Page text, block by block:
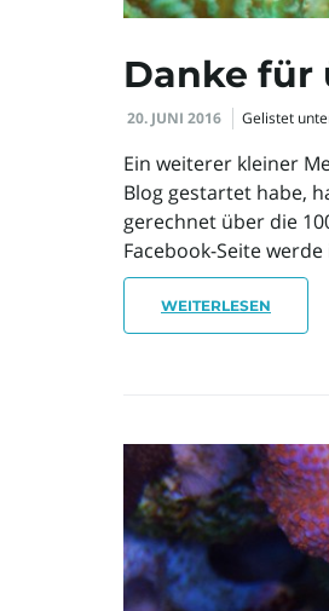
Danke für
20. JUNI 2016 Gelistet
Ein weiterer kleiner
Blog gestartet habe,
gerechnet über die
Facebook-Seite
WEITERLESEN